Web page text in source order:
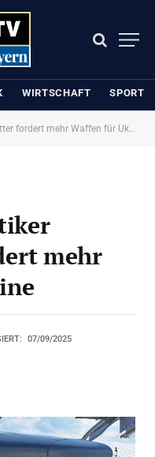
WIRTSCHAFT SPORT
fordert mehr Waffen für Ukraine
mehr
07/09/2025